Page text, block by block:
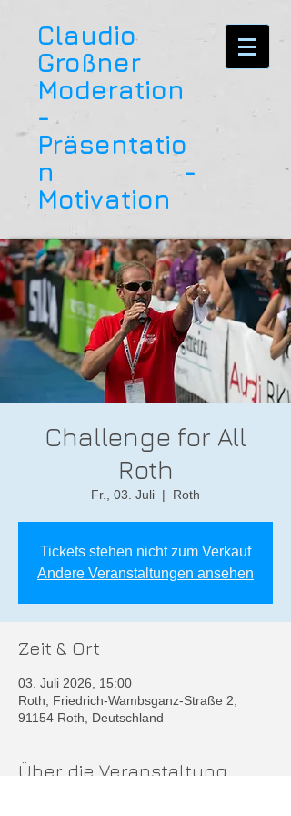
Claudio
Großner
Moderation
-
Präsentatio
n -
Motivation
Challenge for All
Roth
Fr., 03. Juli
  |
Roth
Tickets stehen nicht zum Verkauf
Andere Veranstaltungen ansehen
Zeit & Ort
03. Juli 2026, 15:00
Roth, Friedrich-Wambsganz-Straße 2,
91154 Roth, Deutschland
Über die Veranstaltung